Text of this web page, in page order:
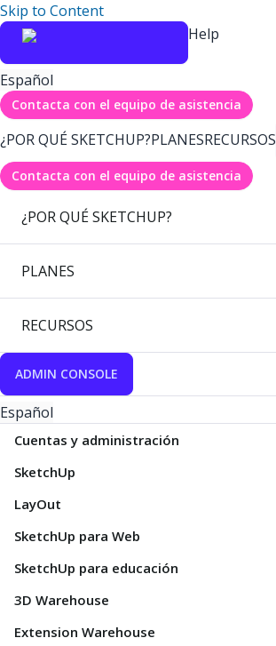
Skip to Content
Help
Español
Contacta con el equipo de asistencia
¿POR QUÉ SKETCHUP?PLANESRECURSOS
Contacta con el equipo de asistencia
¿POR QUÉ SKETCHUP?
PLANES
RECURSOS
ADMIN CONSOLE
Español
Cuentas y administración
SketchUp
LayOut
SketchUp para Web
SketchUp para educación
3D Warehouse
Extension Warehouse